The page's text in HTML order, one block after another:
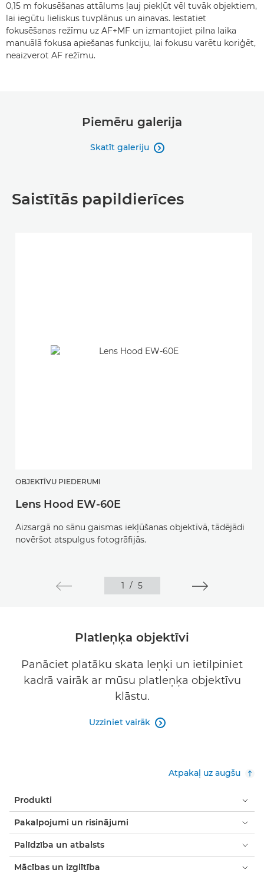
0,15 m fokusēšanas attālums ļauj piekļūt vēl tuvāk objektiem,
lai iegūtu lieliskus tuvplānus un ainavas. Iestatiet
fokusēšanas režīmu uz AF+MF un izmantojiet pilna laika
manuālā fokusa apiešanas funkciju, lai fokusu varētu koriģēt,
neaizverot AF režīmu.
Piemēru galerija
Skatīt galeriju 
Saistītās papildierīces
OBJEKTĪVU PIEDERUMI
Lens Hood EW-60E
Aizsargā no sānu gaismas iekļūšanas objektīvā, tādējādi
novēršot atspulgus fotogrāfijās.
1 / 5
Platleņķa objektīvi
Panāciet platāku skata leņķi un ietilpiniet
kadrā vairāk ar mūsu platleņķa objektīvu
klāstu.
Uzziniet vairāk 
Atpakaļ uz augšu
Produkti
Pakalpojumi un risinājumi
Palīdzība un atbalsts
Mācības un izglītība